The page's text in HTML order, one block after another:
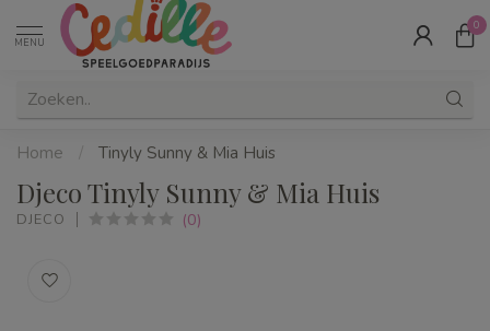
MENU
0
Home / Tinyly Sunny & Mia Huis
Djeco Tinyly Sunny & Mia Huis
DJECO (0)